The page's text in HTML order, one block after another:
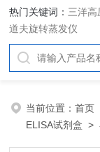
热门关键词： 三洋
道夫旋转蒸发仪
当前位置：首页
ELISA试剂盒 >